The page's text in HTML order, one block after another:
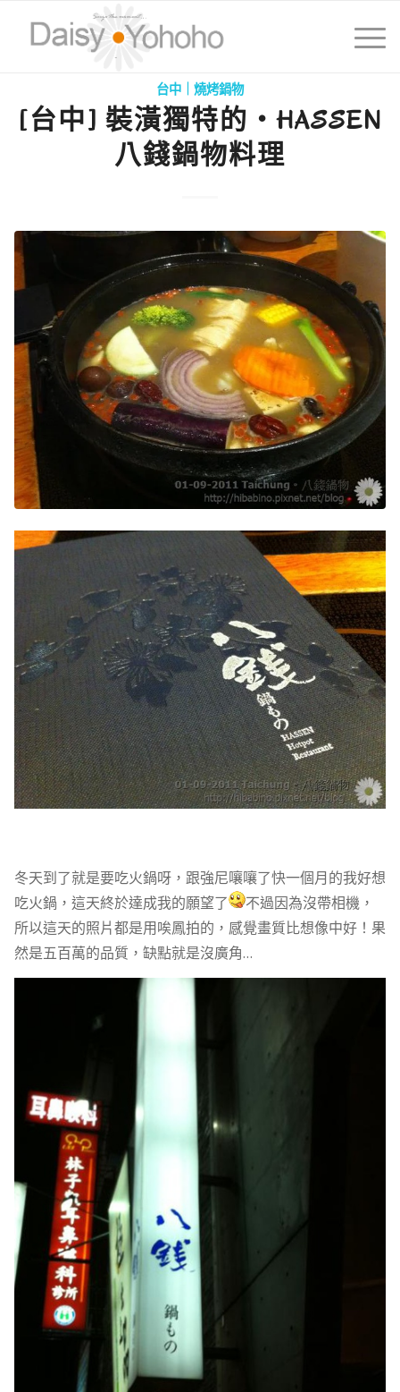
台中｜燒烤鍋物
[台中] 裝潢獨特的‧HASSEN
八錢鍋物料理
冬天到了就是要吃火鍋呀，跟強尼嚷嚷了快一個月的我好想
吃火鍋，這天終於達成我的願望了
不過因為沒帶相機，
所以這天的照片都是用唉鳳拍的，感覺畫質比想像中好！果
然是五百萬的品質，缺點就是沒廣角…